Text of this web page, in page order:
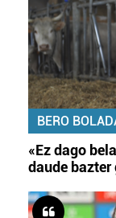
BERO
«Ez dago
daude bazter